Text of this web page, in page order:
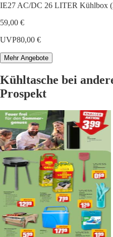
IE27 AC/DC 26 LITER Kühlbox
59,00 €
UVP80,00 €
Mehr Angebote
Kühltasche bei
Prospekt